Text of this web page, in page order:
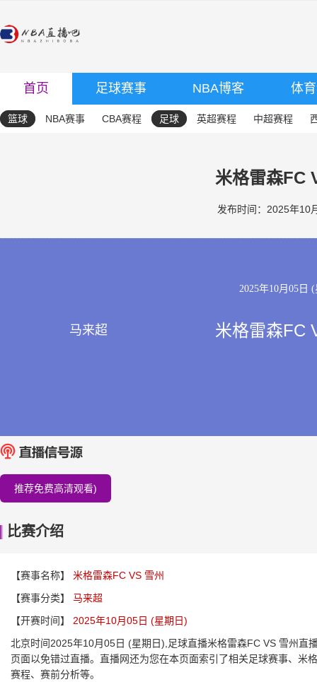
首页 足球赛事 NBA博客 体
篮球 NBA赛事 CBA赛程 足球 英超赛程 中超赛程
米格雷森FC
发布时间：2025年10
2025年10月05日
马来超 米格雷森FC
推荐免费高清观看)
比赛介绍
【赛事名称】
米格雷森FC VS 雪州
【赛事分类】
马来超
【开赛时间】
2025年10月05日 (星期日)
北京时间2025年10月05日 (星期日),足球直播米格雷森FC VS 雪州直
页面以免错过直播。直播网还为您在本页面索引了相关足球赛事、米
赛程、赛前分析等。